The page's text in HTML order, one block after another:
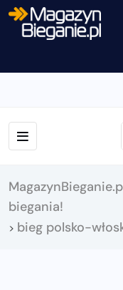
biegania!
> bieg polsko-